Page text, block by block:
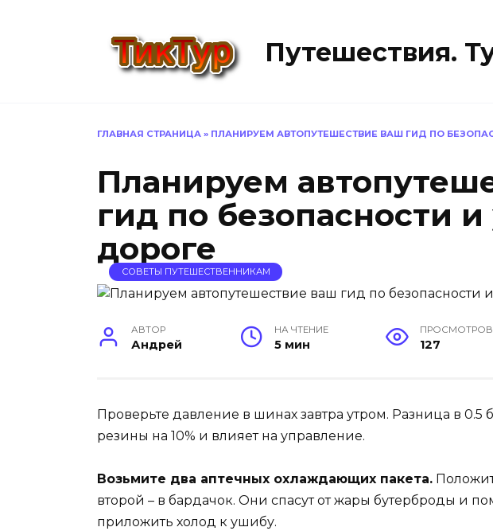
Путешествия.
ГЛАВНАЯ СТРАНИЦА » ПЛАНИРУЕМ АВТОПУТЕШЕСТВИЕ ВАШ ГИД ПО
Планируем
гид по безопасности
дороге
СОВЕТЫ ПУТЕШЕСТВЕННИКАМ
АВТОР
Андрей
НА ЧТЕНИЕ
5 мин
ПРОСМОТРОВ
127
Проверьте давление в шинах завтра утром. Разница в 0.5
резины на 10% и влияет на управление.
Возьмите два аптечных охлаждающих пакета.
второй – в бардачок. Они спасут от жары бутерброды и
приложить холод к ушибу.